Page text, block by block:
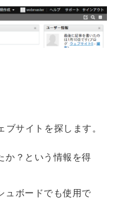
サイトを探します。
か？という情報を得
ュボードでも使用で